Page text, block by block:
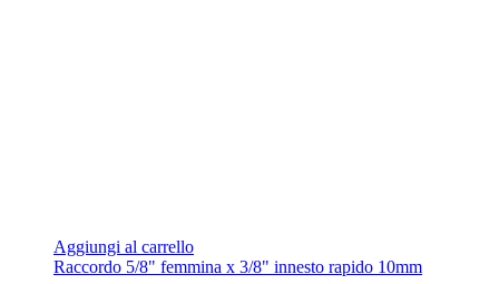
Aggiungi al carrello
Raccordo 5/8" femmina x 3/8" innesto rapido 10mm